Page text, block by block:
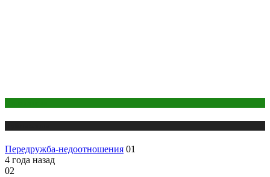
Передружба-недоотношения 01
4 года назад
02